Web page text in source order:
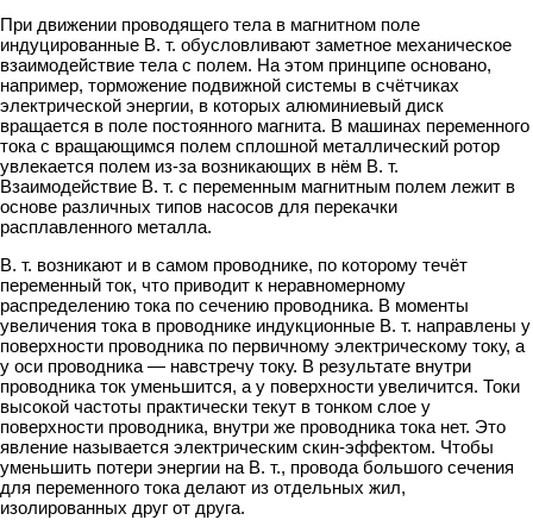
При движении проводящего тела в магнитном поле
индуцированные В. т. обусловливают заметное механическое
взаимодействие тела с полем. На этом принципе основано,
например, торможение подвижной системы в счётчиках
электрической энергии, в которых алюминиевый диск
вращается в поле постоянного магнита. В машинах переменного
тока с вращающимся полем сплошной металлический ротор
увлекается полем из-за возникающих в нём В. т.
Взаимодействие В. т. с переменным магнитным полем лежит в
основе различных типов насосов для перекачки
расплавленного металла.
В. т. возникают и в самом проводнике, по которому течёт
переменный ток, что приводит к неравномерному
распределению тока по сечению проводника. В моменты
увеличения тока в проводнике индукционные В. т. направлены у
поверхности проводника по первичному электрическому току, а
у оси проводника — навстречу току. В результате внутри
проводника ток уменьшится, а у поверхности увеличится. Токи
высокой частоты практически текут в тонком слое у
поверхности проводника, внутри же проводника тока нет. Это
явление называется электрическим скин-эффектом. Чтобы
уменьшить потери энергии на В. т., провода большого сечения
для переменного тока делают из отдельных жил,
изолированных друг от друга.